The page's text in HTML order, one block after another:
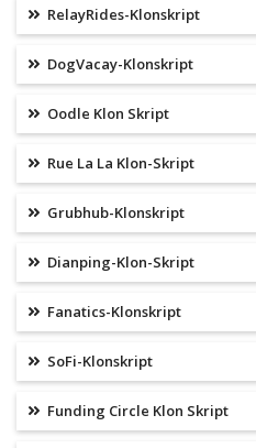
RelayRides-Klonskript
DogVacay-Klonskript
Oodle Klon Skript
Rue La La Klon-Skript
Grubhub-Klonskript
Dianping-Klon-Skript
Fanatics-Klonskript
SoFi-Klonskript
Funding Circle Klon Skript